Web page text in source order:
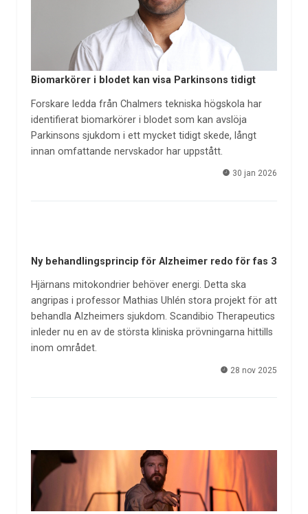
Biomarkörer i blodet kan visa Parkinsons tidigt
Forskare ledda från Chalmers tekniska högskola har
identifierat biomarkörer i blodet som kan avslöja
Parkinsons sjukdom i ett mycket tidigt skede, långt
innan omfattande nervskador har uppstått.
30 jan 2026
Ny behandlingsprincip för Alzheimer redo för fas 3
Hjärnans mitokondrier behöver energi. Detta ska
angripas i professor Mathias Uhlén stora projekt för att
behandla Alzheimers sjukdom. Scandibio Therapeutics
inleder nu en av de största kliniska prövningarna hittills
inom området.
28 nov 2025